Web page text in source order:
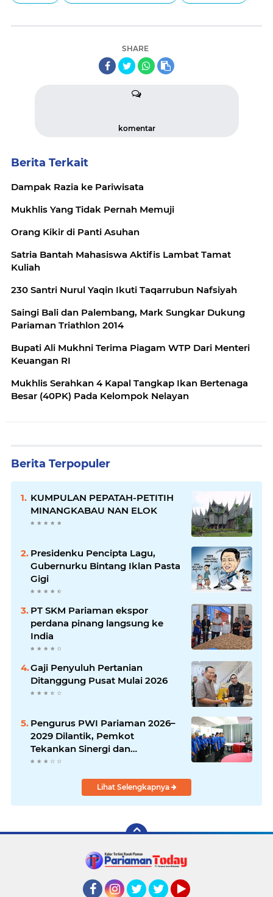
SHARE
komentar
Berita Terkait
Dampak Razia ke Pariwisata
Mukhlis Yang Tidak Pernah Memuji
Orang Kikir di Panti Asuhan
Satria Bantah Mahasiswa Aktifis Lambat Tamat
Kuliah
230 Santri Nurul Yaqin Ikuti Taqarrubun Nafsiyah
Saingi Bali dan Palembang, Mark Sungkar Dukung
Pariaman Triathlon 2014
Bupati Ali Mukhni Terima Piagam WTP Dari Menteri
Keuangan RI
Mukhlis Serahkan 4 Kapal Tangkap Ikan Bertenaga
Besar (40PK) Pada Kelompok Nelayan
Berita Terpopuler
KUMPULAN PEPATAH-PETITIH
MINANGKABAU NAN ELOK
Presidenku Pencipta Lagu,
Gubernurku Bintang Iklan Pasta
Gigi
PT SKM Pariaman ekspor
perdana pinang langsung ke
India
Gaji Penyuluh Pertanian
Ditanggung Pusat Mulai 2026
Pengurus PWI Pariaman 2026–
2029 Dilantik, Pemkot
Tekankan Sinergi dan
Profesionalisme Pers
Lihat Selengkapnya